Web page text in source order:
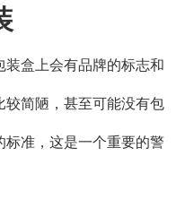
装盒上会有品牌的标志和
较简陋，甚至可能没有包
准，这是一个重要的警